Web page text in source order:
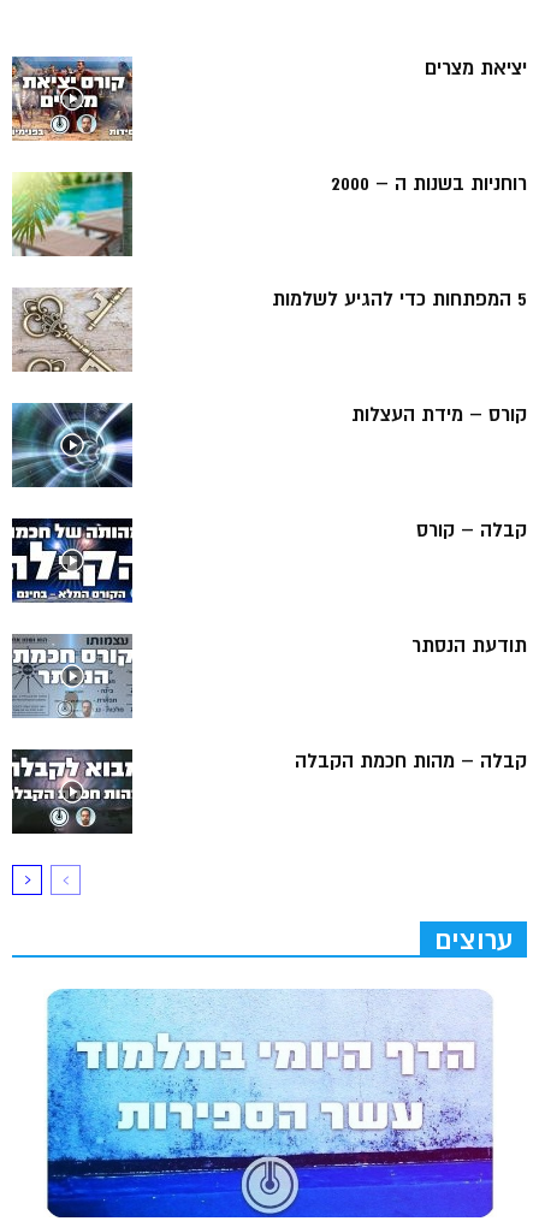
יציאת מצרים
רוחניות בשנות ה – 2000
5 המפתחות כדי להגיע לשלמות
קורס – מידת העצלות
קבלה – קורס
תודעת הנסתר
קבלה – מהות חכמת הקבלה
ערוצים